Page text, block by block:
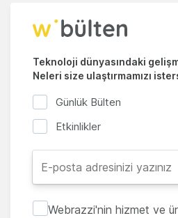
Teknoloji dünyasındaki
Neleri size ulaştırmamızı
Günlük Bülten
Etkinlikler
Webrazzi'nin hizmet ve